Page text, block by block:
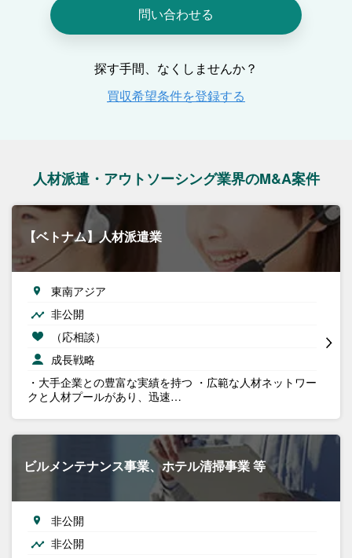
人材派遣・アウトソーシング業界のM&A案件
【ベトナム】人材派遣業
東南アジア
非公開
（応相談）
成長戦略
・大手企業との豊富な実績を持つ ・広範な人材ネットワー
クと人材プールがあり、迅速…
ビルメンテナンス事業、ホテル清掃事業 等
非公開
非公開